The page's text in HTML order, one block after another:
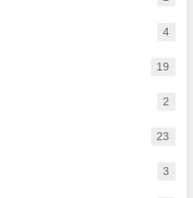
4
19
2
23
3